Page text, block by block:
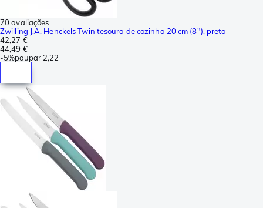
70 avaliações
Zwilling J.A. Henckels Twin tesoura de cozinha 20 cm (8"), preto
42,27 €
44,49 €
-5%poupar 2,22